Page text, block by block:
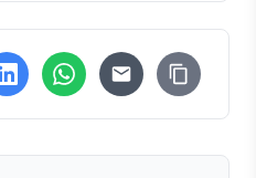
Tab)
neuem Tab)
(öffnet in neuem Tab)
(öffnet in neuem Tab)